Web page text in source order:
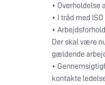
• Overholdelse
• I tråd med
•
Der skal være
gældende
•
kontakte